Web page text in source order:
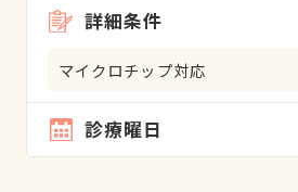
詳細条件
マイクロチップ対応
診療曜日